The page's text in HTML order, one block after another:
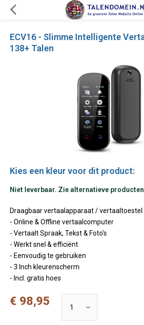
ECV16 - Slimme Intelligente
138+ Talen
Kies een kleur voor dit product:
Niet leverbaar. Zie alternatieve producten
Draagbaar vertaalapparaat / vertaaltoestel
- Online & Offline vertaalcomputer
- Vertaalt Spraak, Tekst & Foto's
- Werkt snel & efficiënt
- Eenvoudig te gebruiken
- 3 Inch kleurenscherm
- Incl. gratis hoes
€ 98,95